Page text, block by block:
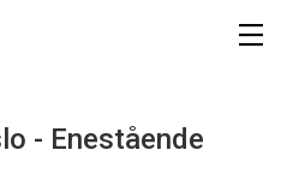
- Enestående